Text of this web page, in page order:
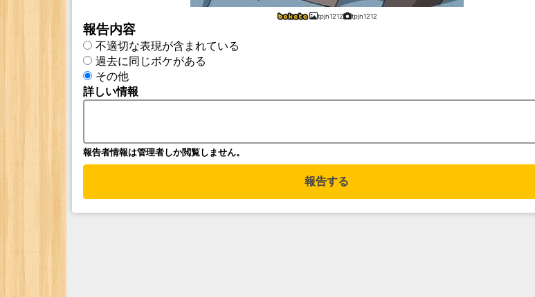
tpjn1212 tpjn1212
報告内容
不適切な表現が含まれている
過去に同じボケがある
その他
詳しい情報
報告者情報は管理者しか閲覧しません。
報告する